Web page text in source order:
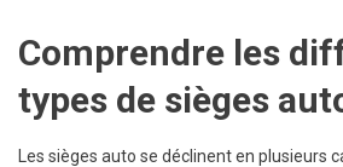
Comprendre les
types de sièges
Les sièges auto se déclinent en plusieurs